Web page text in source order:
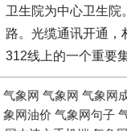
卫生院为中心卫生院
路。光缆通讯开通，
312线上的一个重要集
气象网 气象网 气象网
象网油价 气象网句子